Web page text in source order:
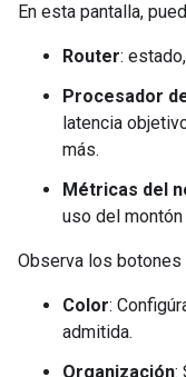
En esta pantalla,
Router:
Procesador
latencia
más.
Métricas del
uso del montón
Observa los
Color:
admitida.
Organización: